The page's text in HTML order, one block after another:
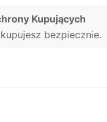
Kupujących
bezpiecznie.